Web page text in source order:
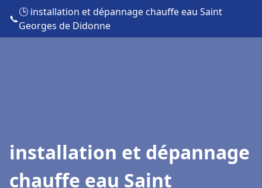
📞
🕒 installation et dépannage chauffe eau Saint
Georges de Didonne
installation et dépannage
chauffe eau Saint